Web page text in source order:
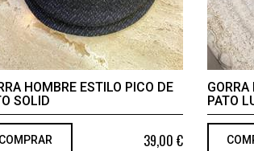
HOMBRE ESTILO PICO DE
SOLID
39,00 €
PATO